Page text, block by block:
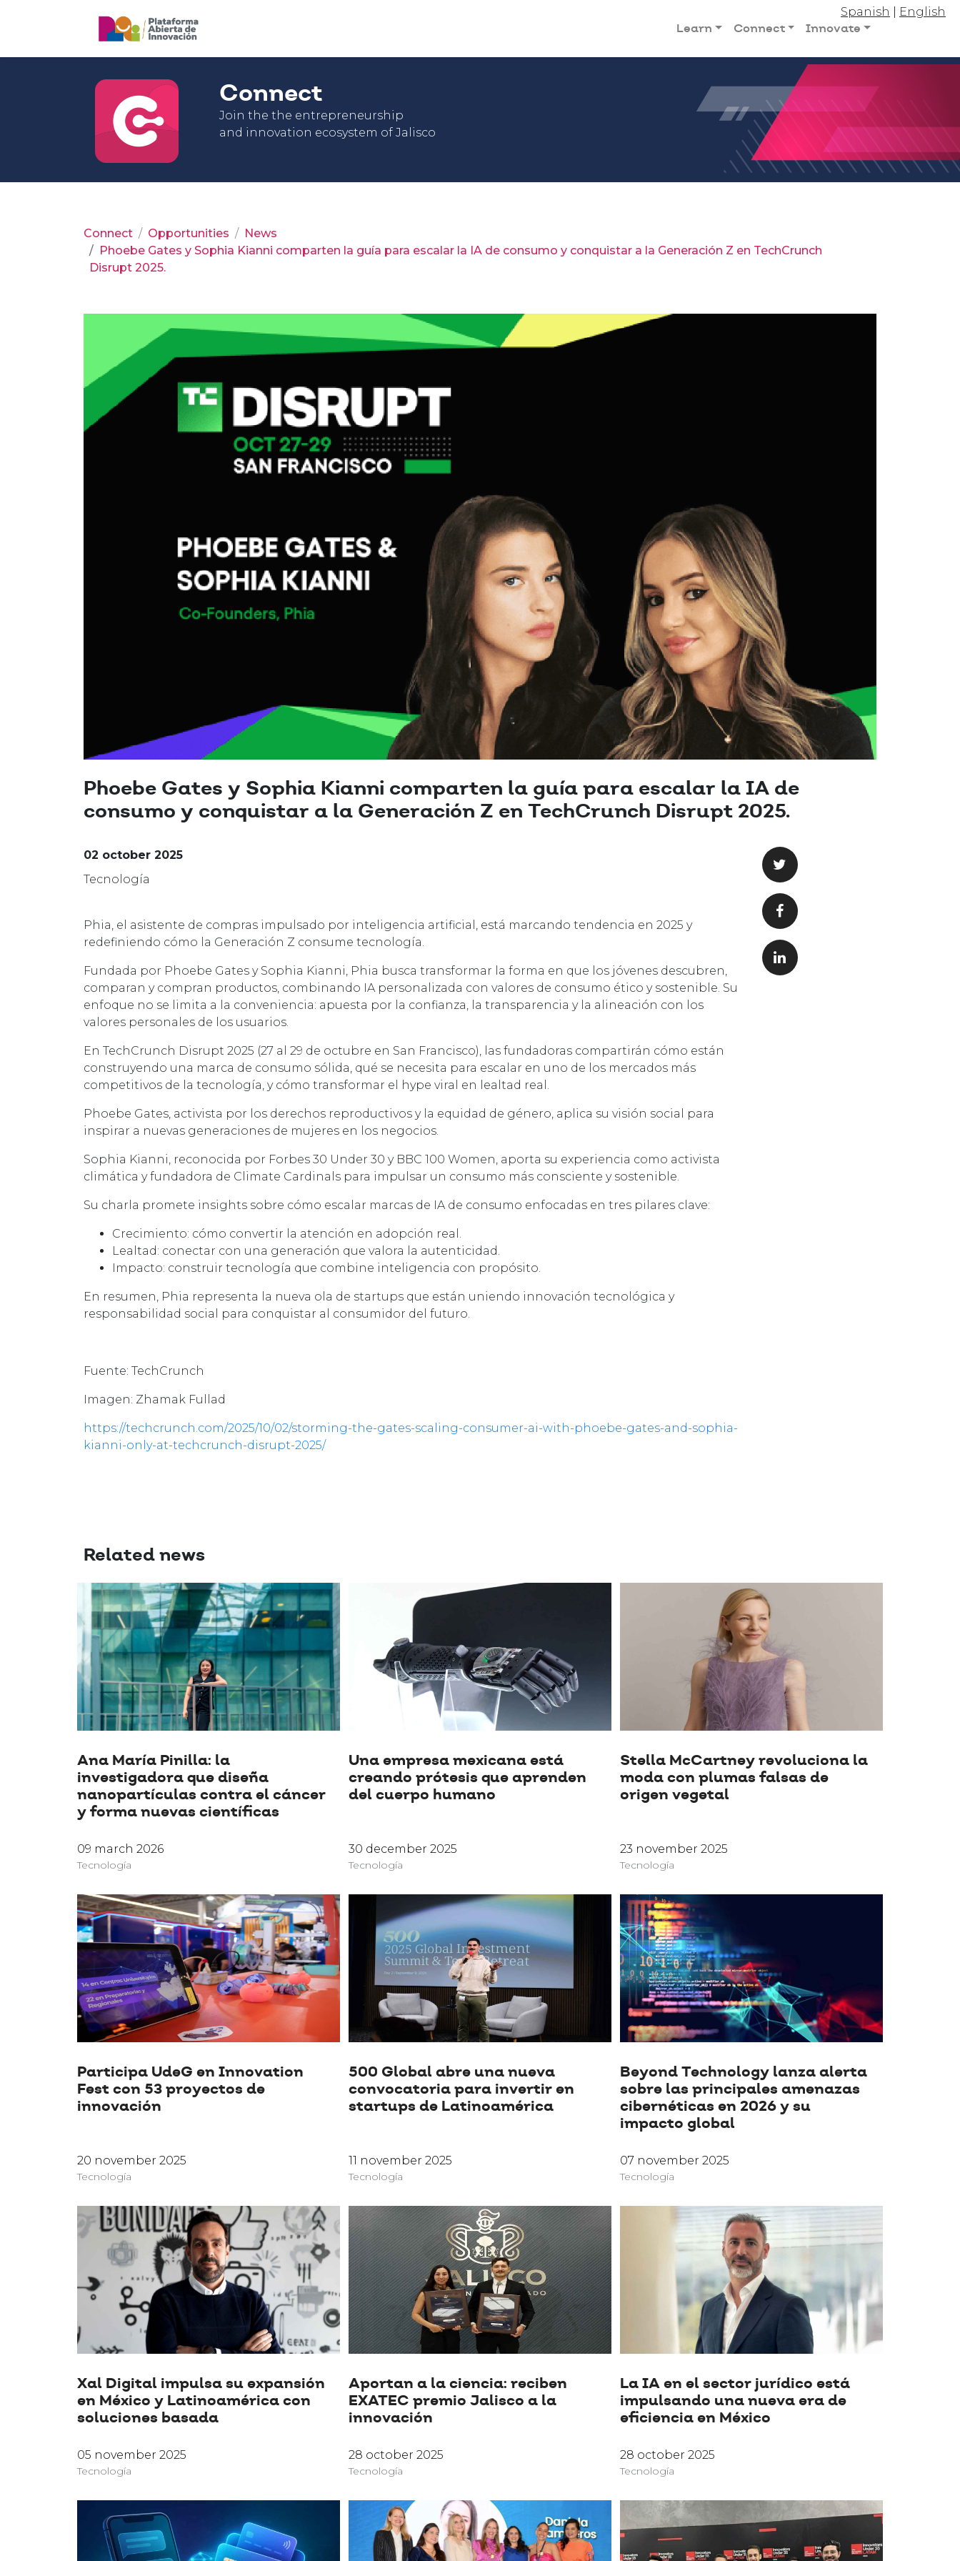
Spanish English
Learn Connect Innovate
Connect
Join the the entrepreneurship
and innovation ecosystem of Jalisco
Connect Opportunities
News
Phoebe Gates y Sophia Kianni comparten la guía para escalar la IA de consumo y conquistar a la Generación Z en TechCrunch
Disrupt 2025.
Phoebe Gates y Sophia Kianni comparten la guía para escalar la IA de
consumo y conquistar a la Generación Z en TechCrunch Disrupt 2025.
02 october 2025
Tecnología
Phia, el asistente de compras impulsado por inteligencia artificial, está marcando tendencia en 2025 y
redefiniendo cómo la Generación Z consume tecnología.
Fundada por Phoebe Gates y Sophia Kianni, Phia busca transformar la forma en que los jóvenes descubren,
comparan y compran productos, combinando IA personalizada con valores de consumo ético y sostenible. Su
enfoque no se limita a la conveniencia: apuesta por la confianza, la transparencia y la alineación con los
valores personales de los usuarios.
En TechCrunch Disrupt 2025 (27 al 29 de octubre en San Francisco), las fundadoras compartirán cómo están
construyendo una marca de consumo sólida, qué se necesita para escalar en uno de los mercados más
competitivos de la tecnología, y cómo transformar el hype viral en lealtad real.
Phoebe Gates, activista por los derechos reproductivos y la equidad de género, aplica su visión social para
inspirar a nuevas generaciones de mujeres en los negocios.
Sophia Kianni, reconocida por Forbes 30 Under 30 y BBC 100 Women, aporta su experiencia como activista
climática y fundadora de Climate Cardinals para impulsar un consumo más consciente y sostenible.
Su charla promete insights sobre cómo escalar marcas de IA de consumo enfocadas en tres pilares clave:
Crecimiento: cómo convertir la atención en adopción real.
Lealtad: conectar con una generación que valora la autenticidad.
Impacto: construir tecnología que combine inteligencia con propósito.
En resumen, Phia representa la nueva ola de startups que están uniendo innovación tecnológica y
responsabilidad social para conquistar al consumidor del futuro.
Fuente: TechCrunch
Imagen: Zhamak Fullad
https://techcrunch.com/2025/10/02/storming-the-gates-scaling-consumer-ai-with-phoebe-gates-and-sophia-
kianni-only-at-techcrunch-disrupt-2025/
Related news
Ana María Pinilla: la
investigadora que diseña
nanopartículas contra el cáncer
y forma nuevas científicas
09 march 2026
Tecnología
Una empresa mexicana está
creando prótesis que aprenden
del cuerpo humano
30 december 2025
Tecnología
Stella McCartney revoluciona la
moda con plumas falsas de
origen vegetal
23 november 2025
Tecnología
Participa UdeG en Innovation
Fest con 53 proyectos de
innovación
20 november 2025
Tecnología
500 Global abre una nueva
convocatoria para invertir en
startups de Latinoamérica
11 november 2025
Tecnología
Beyond Technology lanza alerta
sobre las principales amenazas
cibernéticas en 2026 y su
impacto global
07 november 2025
Tecnología
Xal Digital impulsa su expansión
en México y Latinoamérica con
soluciones basada
05 november 2025
Tecnología
Aportan a la ciencia: reciben
EXATEC premio Jalisco a la
innovación
28 october 2025
Tecnología
La IA en el sector jurídico está
impulsando una nueva era de
eficiencia en México
28 october 2025
Tecnología